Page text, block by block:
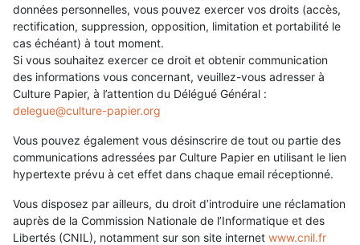
données personnelles, vous pouvez exercer vos droits (accès,
rectification, suppression, opposition, limitation et portabilité le
cas échéant) à tout moment.
Si vous souhaitez exercer ce droit et obtenir communication
des informations vous concernant, veuillez-vous adresser à
Culture Papier, à l’attention du Délégué Général :
delegue@culture-papier.org
Vous pouvez également vous désinscrire de tout ou partie des
communications adressées par Culture Papier en utilisant le lien
hypertexte prévu à cet effet dans chaque email réceptionné.
Vous disposez par ailleurs, du droit d’introduire une réclamation
auprès de la Commission Nationale de l’Informatique et des
Libertés (CNIL), notamment sur son site internet www.cnil.fr